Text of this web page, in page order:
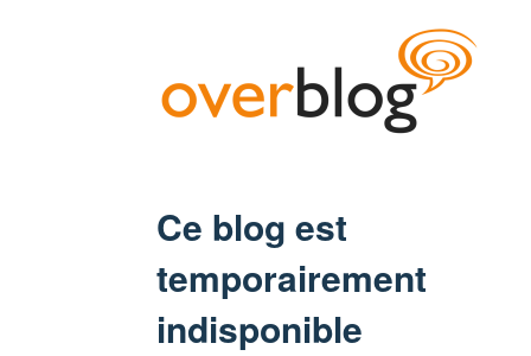
Ce blog est
temporairement
indisponible